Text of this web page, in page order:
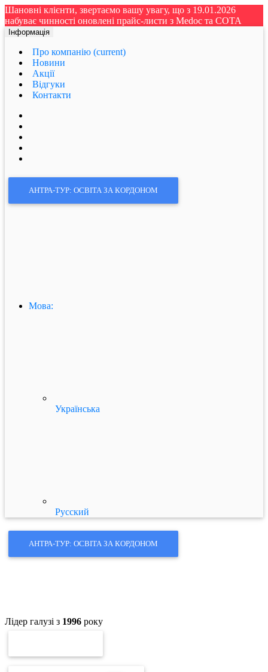
Шановні клієнти, звертаємо вашу увагу, що з 19.01.2026
набуває чинності оновлені прайс-листи з Medoc та СОТА
Інформація
Про компанію (current)
Новини
Акції
Відгуки
Контакти
АНТРА-ТУР: ОСВІТА ЗА КОРДОНОМ
Мова:
Українська
Русский
АНТРА-ТУР: ОСВІТА ЗА КОРДОНОМ
Лідер галузі з 1996 року